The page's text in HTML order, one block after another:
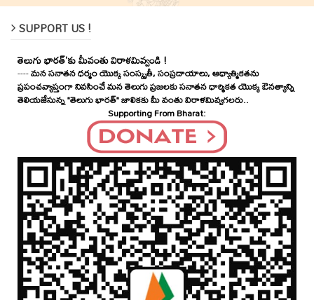
SUPPORT US !
తెలుగు భారత్'కు మీవంతు విరాళమివ్వండి !
----మన సనాతన ధర్మం యొక్క సంస్కృతీ, సంప్రదాయాలు, ఆధ్యాత్మికతను
ప్రపంచవ్యాప్తంగా నివసించే మన తెలుగు ప్రజలకు సనాతన ధార్మికత యొక్క ఔనత్యాన్ని
తెలియజేసున్న "తెలుగు భారత్" జాలికకు మీ వంతు విరాళమివ్వగలరు..
Supporting From Bharat: